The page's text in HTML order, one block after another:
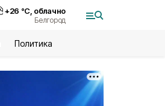
+26 °С, облачно
Белгород
Политика